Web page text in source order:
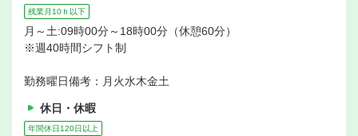
残業月10ｈ以下
月～土:09時00分～18時00分（休憩60分）
※週40時間シフト制
勤務曜日備考：月火水木金土
休日・休暇
年間休日120日以上